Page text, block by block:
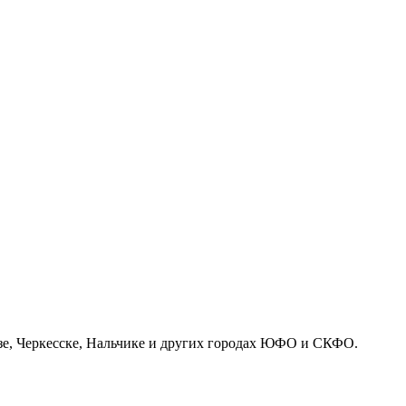
Черкесске, Нальчике и других городах ЮФО и СКФО.